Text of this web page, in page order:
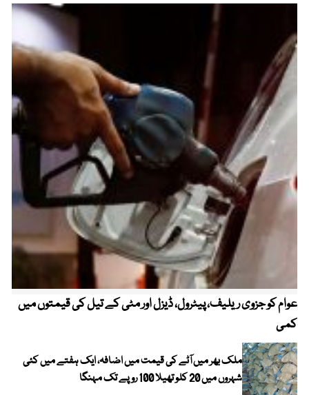
عوام کو جزوی ریلیف، پیٹرول، ڈیزل اور مٹی کے تیل کی قیمتوں میں
کمی
ملک بھر میں آٹے کی قیمت میں اضافہ، ایک ہفتے میں کئی
شہروں میں 20 کلو تھیلا 100 روپے تک مہنگا